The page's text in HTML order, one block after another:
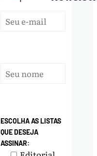
ESCOLHA AS LISTAS
QUE DESEJA
ASSINAR: